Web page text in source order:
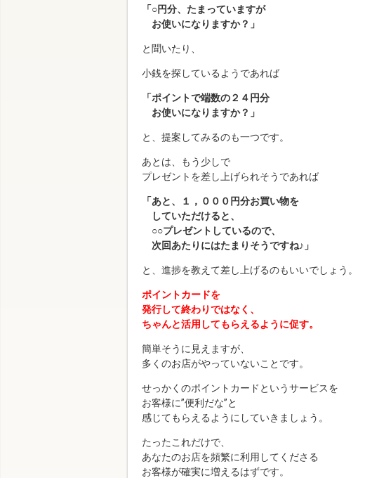
「○円分、たまっていますが
お使いになりますか？」
と聞いたり、
小銭を探しているようであれば
「ポイントで端数の２４円分
お使いになりますか？」
と、提案してみるのも一つです。
あとは、もう少しで
プレゼントを差し上げられそうであれば
「あと、１，０００円分お買い物を
していただけると、
○○プレゼントしているので、
次回あたりにはたまりそうですね♪」
と、進捗を教えて差し上げるのもいいでしょう。
ポイントカードを
発行して終わりではなく、
ちゃんと活用してもらえるように促す。
簡単そうに見えますが、
多くのお店がやっていないことです。
せっかくのポイントカードというサービスを
お客様に”便利だな”と
感じてもらえるようにしていきましょう。
たったこれだけで、
あなたのお店を頻繁に利用してくださる
お客様が確実に増えるはずです。